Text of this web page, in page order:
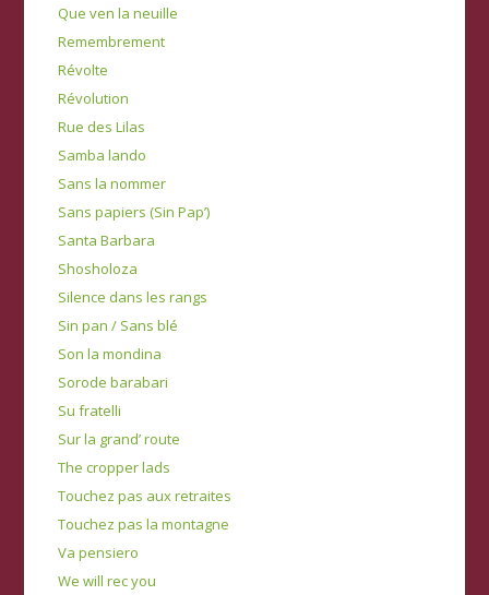
Que ven la neuille
Remembrement
Révolte
Révolution
Rue des Lilas
Samba lando
Sans la nommer
Sans papiers (Sin Pap’)
Santa Barbara
Shosholoza
Silence dans les rangs
Sin pan / Sans blé
Son la mondina
Sorode barabari
Su fratelli
Sur la grand’ route
The cropper lads
Touchez pas aux retraites
Touchez pas la montagne
Va pensiero
We will rec you